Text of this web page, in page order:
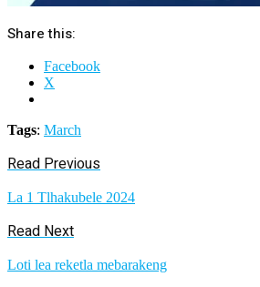
Share this:
Facebook
X
Tags: March
Read Previous
La 1 Tlhakubele 2024
Read Next
Loti lea reketla mebarakeng